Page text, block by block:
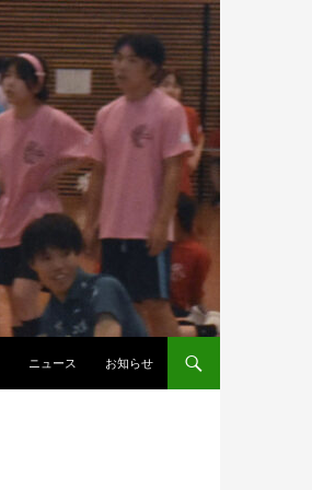
ニュース お知らせ